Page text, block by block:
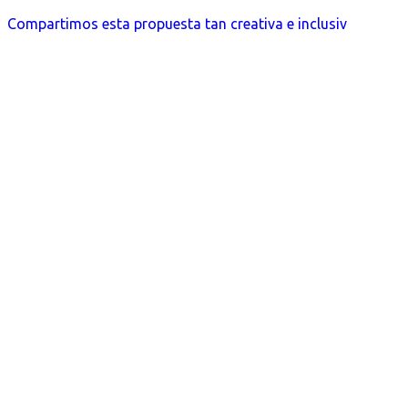
Compartimos esta propuesta tan creativa e inclusiv